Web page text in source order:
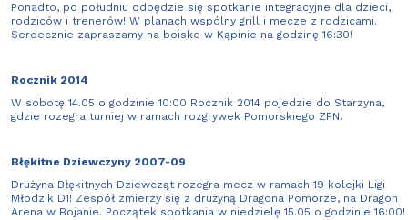
Ponadto, po południu odbędzie się spotkanie integracyjne dla dzieci,
rodziców i trenerów! W planach wspólny grill i mecze z rodzicami.
Serdecznie zapraszamy na boisko w Kąpinie na godzinę 16:30!
Rocznik 2014
W sobotę 14.05 o godzinie 10:00 Rocznik 2014 pojedzie do Starzyna,
gdzie rozegra turniej w ramach rozgrywek Pomorskiego ZPN.
Błękitne Dziewczyny 2007-09
Drużyna Błękitnych Dziewcząt rozegra mecz w ramach 19 kolejki Ligi
Młodzik D1! Zespół zmierzy się z drużyną Dragona Pomorze, na Dragon
Arena w Bojanie. Początek spotkania w niedzielę 15.05 o godzinie 16:00!